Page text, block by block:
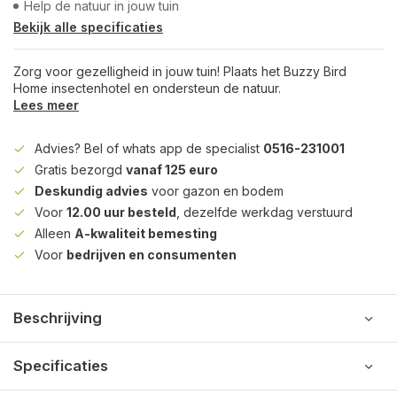
Help de natuur in jouw tuin
Bekijk alle specificaties
Zorg voor gezelligheid in jouw tuin! Plaats het Buzzy Bird
Home insectenhotel en ondersteun de natuur.
Lees meer
Advies? Bel of whats app de specialist 0516-231001
Gratis bezorgd vanaf 125 euro
Deskundig advies voor gazon en bodem
Voor 12.00 uur besteld , dezelfde werkdag verstuurd
Alleen A-kwaliteit bemesting
Voor bedrijven en consumenten
Beschrijving
Specificaties